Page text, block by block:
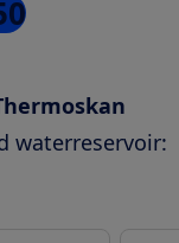
waterreservoir: